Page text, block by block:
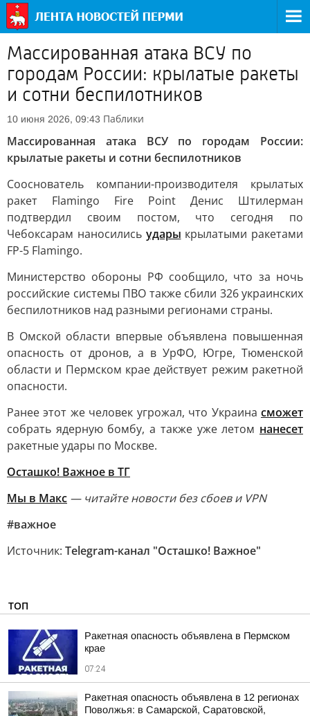
Массированная атака ВСУ по
городам России: крылатые ракеты
и сотни беспилотников
10 июня 2026, 09:43 Паблики
Массированная атака ВСУ по городам России:
крылатые ракеты и сотни беспилотников
Сооснователь компании-производителя крылатых
ракет Flamingo Fire Point Денис Штилерман
подтвердил своим постом, что сегодня по
Чебоксарам наносились удары крылатыми ракетами
FP-5 Flamingo.
Министерство обороны РФ сообщило, что за ночь
российские системы ПВО также сбили 326 украинских
беспилотников над разными регионами страны.
В Омской области впервые объявлена повышенная
опасность от дронов, а в УрФО, Югре, Тюменской
области и Пермском крае действует режим ракетной
опасности.
Ранее этот же человек угрожал, что Украина сможет
собрать ядерную бомбу, а также уже летом нанесет
ракетные удары по Москве.
Осташко! Важное в ТГ
Мы в Макс — читайте новости без сбоев и VPN
#важное
Источник: Telegram-канал "Осташко! Важное"
ТОП
Ракетная опасность объявлена в Пермском
крае
07:24
Ракетная опасность объявлена в 12 регионах
Поволжья: в Самарской, Саратовской,